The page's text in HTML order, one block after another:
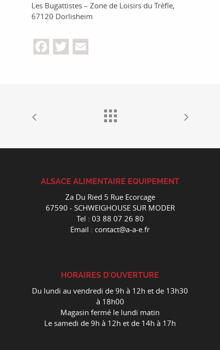
Les Bugattistes – Zone de Loisirs du Trèfle,
67120 Dorlisheim
Facebook
Twitter
ALSACE ALIMENTAIRE EQUIPEMENT
Za Du Ried 5 Rue Ecorcage
67590 - SCHWEIGHOUSE SUR MODER
Tel : 03 88 07 26 80
Email : contact@a-a-e.fr
HORAIRES D'OUVERTURE
Du lundi au vendredi de 9h à 12h et de 13h30
à 18h00
Magasin fermé le lundi matin
Le samedi de 9h à 12h et de 14h à 17h